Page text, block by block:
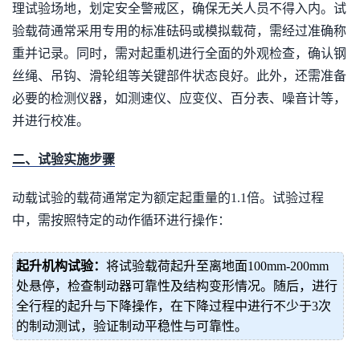
理试验场地，划定安全警戒区，确保无关人员不得入内。试
验载荷通常采用专用的标准砝码或模拟载荷，需经过准确称
重并记录。同时，需对起重机进行全面的外观检查，确认钢
丝绳、吊钩、滑轮组等关键部件状态良好。此外，还需准备
必要的检测仪器，如测速仪、应变仪、百分表、噪音计等，
并进行校准。
二、试验实施步骤
动载试验的载荷通常定为额定起重量的1.1倍。试验过程
中，需按照特定的动作循环进行操作：
起升机构试验： 将试验载荷起升至离地面100mm-200mm
处悬停，检查制动器可靠性及结构变形情况。随后，进行
全行程的起升与下降操作，在下降过程中进行不少于3次
的制动测试，验证制动平稳性与可靠性。